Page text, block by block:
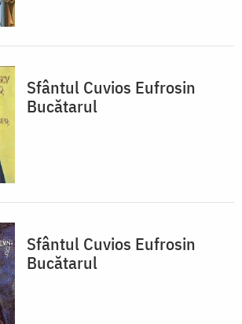
Sfântul Cuvios Eufrosin
Bucătarul
Sfântul Cuvios Eufrosin
Bucătarul